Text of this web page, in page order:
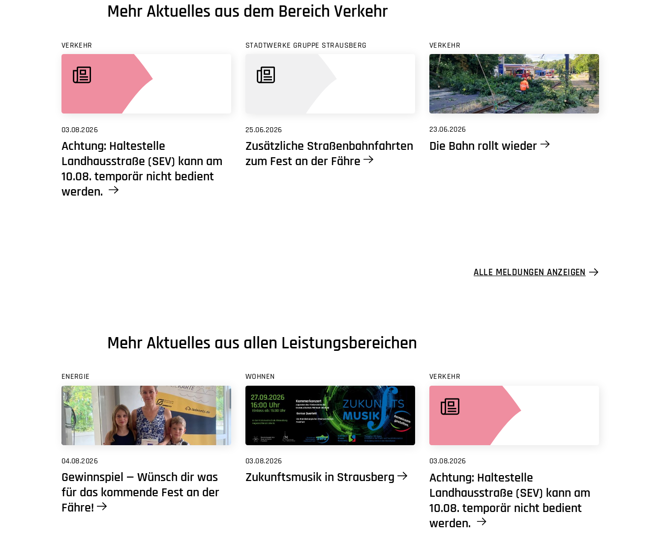
Mehr Aktuelles aus dem Bereich Verkehr
VERKEHR
03.08.2026
Achtung: Haltestelle
Landhausstraße (SEV) kann am
10.08. temporär nicht bedient
werden.
STADTWERKE GRUPPE STRAUSBERG
25.06.2026
Zusätzliche Straßenbahnfahrten
zum Fest an der Fähre
VERKEHR
23.06.2026
Die Bahn rollt wieder
ALLE MELDUNGEN ANZEIGEN
Mehr Aktuelles aus allen Leistungsbereichen
ENERGIE
04.08.2026
Gewinnspiel — Wünsch dir was
für das kommende Fest an der
Fähre!
WOHNEN
03.08.2026
Zukunftsmusik in Strausberg
VERKEHR
03.08.2026
Achtung: Haltestelle
Landhausstraße (SEV) kann am
10.08. temporär nicht bedient
werden.